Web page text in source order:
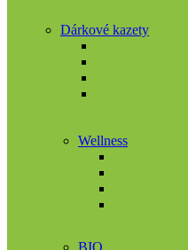
Dárkové kazety
Wellness
BIO